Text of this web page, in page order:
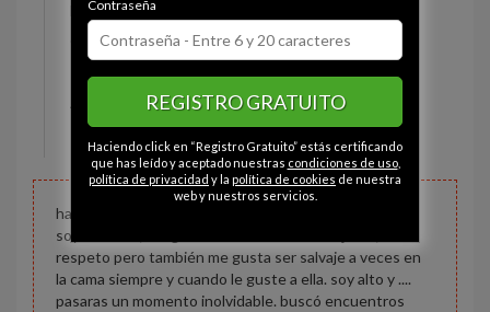
Estado civil:
Ojos: Avellana
179 cm
Peso: 100 kg
hagamos el amor
soy atrevido, me gusta tratar bien a las mujeres, con
respeto pero también me gusta ser salvaje a veces en
la cama siempre y cuando le guste a ella. soy alto y ....
pasaras un momento inolvidable. buscó encuentros
Contraseña
REGISTRO GRATUITO
Haciendo click en “Registro Gratuito” estás certificando
que has leído y aceptado nuestras condiciones de uso,
política de privacidad y la política de cookies de nuestra
web y nuestros servicios.